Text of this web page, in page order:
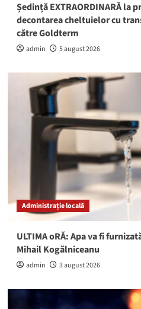
Ședință EXTRAORDINARĂ la
decontarea cheltuielor cu
către Goldterm
admin 5 august 2026
Administrație locală
ULTIMA oRĂ: Apa va fi
Mihail Kogălniceanu
admin 3 august 2026